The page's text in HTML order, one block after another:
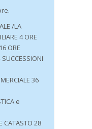
/LA
4 ORE
ORE
36
e
CATASTO 28